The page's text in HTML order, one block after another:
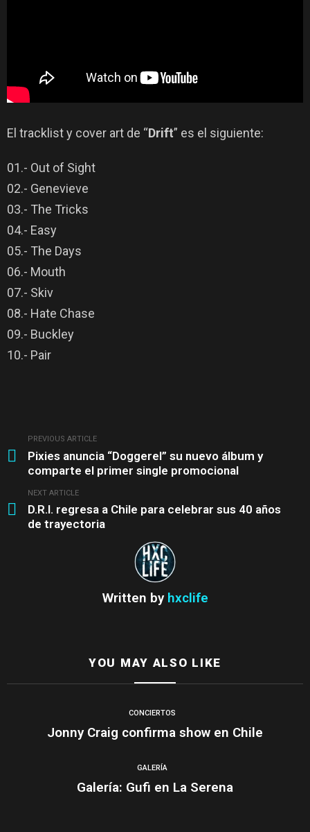
El tracklist y cover art de “Drift” es el siguiente:
01.- Out of Sight
02.- Genevieve
03.- The Tricks
04.- Easy
05.- The Days
06.- Mouth
07.- Skiv
08.- Hate Chase
09.- Buckley
10.- Pair
more
PREVIOUS ARTICLE
Pixies anuncia “Doggerel” su nuevo álbum y
comparte el primer single promocional
NEXT ARTICLE
D.R.I. regresa a Chile para celebrar sus 40 años
de trayectoria
Written by hxclife
YOU MAY ALSO LIKE
CONCIERTOS
Jonny Craig confirma show en Chile
GALERÍA
Galería: Gufi en La Serena